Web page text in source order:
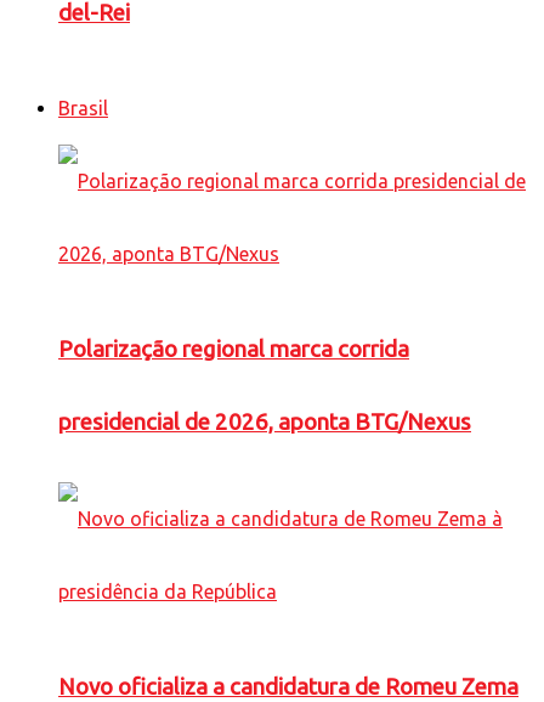
del-Rei
Brasil
Polarização regional marca corrida
presidencial de 2026, aponta BTG/Nexus
Novo oficializa a candidatura de Romeu Zema